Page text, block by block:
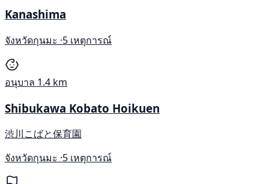
Kanashima
จังหวัดกุนมะ ·5 เหตุการณ์
อนุบาล 1.4 km
Shibukawa Kobato Hoikuen
渋川こばと保育園
จังหวัดกุนมะ ·5 เหตุการณ์